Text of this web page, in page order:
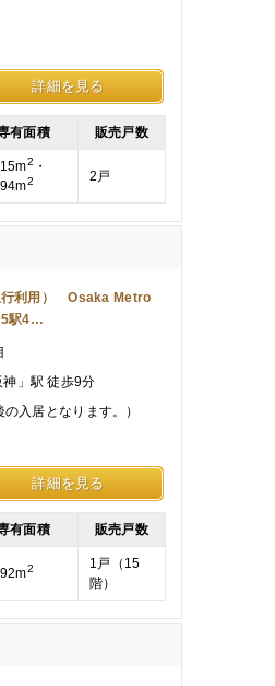
詳細を見る
有面積 販売戸数
2 ・
2 2戸
行利用） Osaka Metro
5駅4…
」駅 徒歩9分
入居となります。）
詳細を見る
有面積 販売戸数
2
1戸（15
階）